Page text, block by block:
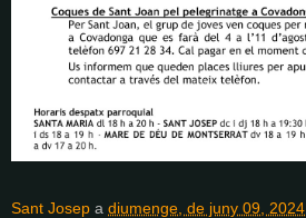
Sant Josep a diumenge, de juny 09, 2024